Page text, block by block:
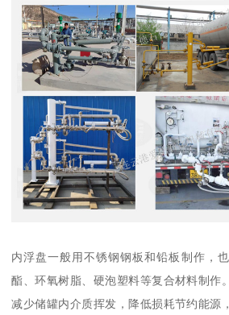
内浮盘一般用不锈钢钢板和铅板制作，
酯、环氧树脂、硬泡塑料等复合材料制作
减少储罐内介质挥发，降低损耗节约能源